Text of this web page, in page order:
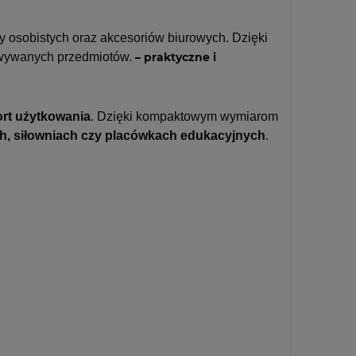
oraz akcesoriów biurowych. Dzięki
przedmiotów. – praktyczne i
użytkowania. Dzięki kompaktowym wymiarom
siłowniach czy placówkach edukacyjnych.